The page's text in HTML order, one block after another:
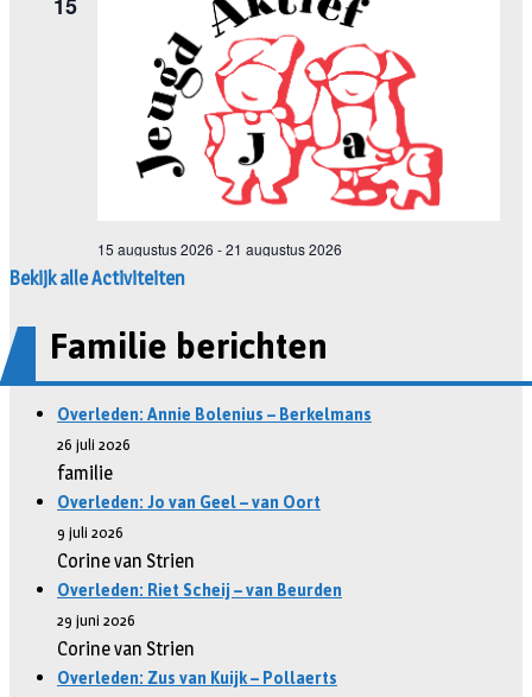
Bekijk alle Activiteiten
Familie berichten
Overleden: Annie Bolenius – Berkelmans
26 juli 2026
familie
Overleden: Jo van Geel – van Oort
9 juli 2026
Corine van Strien
Overleden: Riet Scheij – van Beurden
29 juni 2026
Corine van Strien
Overleden: Zus van Kuijk – Pollaerts